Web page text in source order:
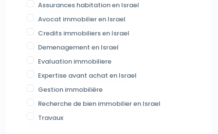
Assurances habitation en Israel
Avocat immobilier en Israel
Credits immobiliers en Israel
Demenagement en Israel
Evaluation immobiliere
Expertise avant achat en Israel
Gestion immobilière
Recherche de bien immobilier en Israel
Travaux